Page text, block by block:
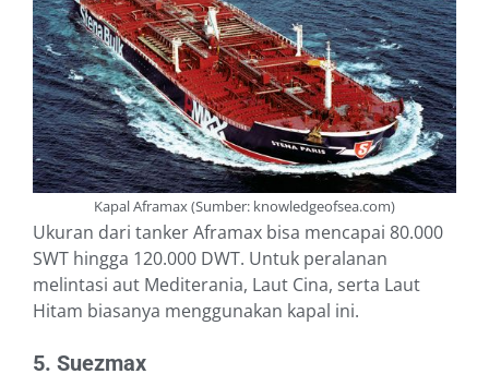
Kapal Aframax (Sumber: knowledgeofsea.com)
Ukuran dari tanker Aframax bisa mencapai 80.000
SWT hingga 120.000 DWT. Untuk peralanan
melintasi aut Mediterania, Laut Cina, serta Laut
Hitam biasanya menggunakan kapal ini.
5. Suezmax